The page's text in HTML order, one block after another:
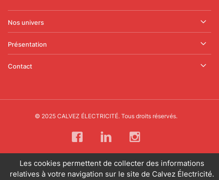
Nos univers
Présentation
Contact
© 2025 CALVEZ ÉLECTRICITÉ. Tous droits réservés.
Les cookies permettent de collecter des informations
relatives à votre navigation sur le site de Calvez Électricité.